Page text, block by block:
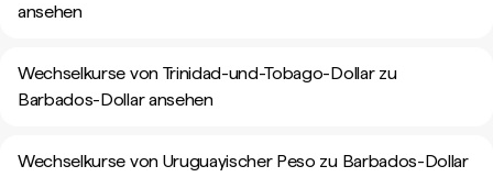
ansehen
Wechselkurse von Trinidad-und-Tobago-Dollar zu
Barbados-Dollar ansehen
Wechselkurse von Uruguayischer Peso zu Barbados-Dollar